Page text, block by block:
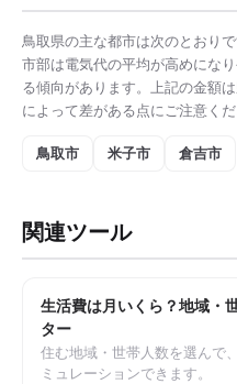
鳥取県の主な都市は次のとおりで
市部は電気代の平均が高めにな
る傾向があります。上記の金額
によって差がある点にご注意くだ
鳥取市 米子市 倉吉市
関連ツール
生活費は月いくら？地域・
ター
住む地域・世帯人数を選んで
ミュレーションできます。